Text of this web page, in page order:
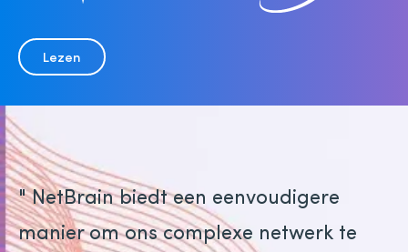
Lezen
" NetBrain biedt een eenvoudigere
manier om ons complexe netwerk te